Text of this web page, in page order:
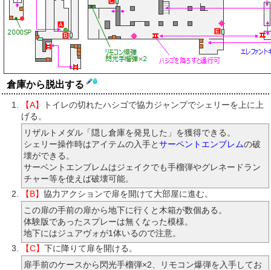
倉庫から脱出する
【A】
トイレの切れたハシゴで協力ジャンプでシェリーを上に上
げる。
リザルトメダル「隠し倉庫を発見した」を獲得できる。
シェリー操作時はアイテムの入手とサーペントエンブレムの破
壊ができる。
サーベントエンブレムはジェイクでも手榴弾やグレネードラン
チャー等を使えば破壊可能。
【B】 協力アクションで扉を開けて大部屋に進む。
この扉の手前の扉から地下に行くと木箱が数個ある。
体験版であったスプレーは無くなった模様。
地下にはジュアヴォが1体いるので注意。
【C】 下に降りて扉を開ける。
扉手前のケースから閃光手榴弾×2、リモコン爆弾を入手してお